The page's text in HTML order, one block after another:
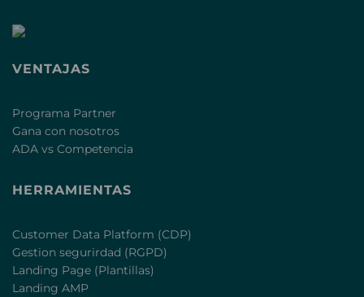
VENTAJAS
Programa Partner
Gana con nosotros
ADA vs Competencia
HERRAMIENTAS
Customer Data Platform (CDP)
Gestion segurirdad (RGPD)
Landing Page (Plantillas)
Landing AMP